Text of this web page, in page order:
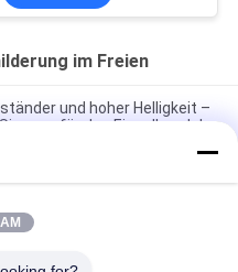
im Freien
und hoher Helligkeit –
für den Einzelhandel
Box 2000 nits, E-LED,
und öffentliche Räume
Display für